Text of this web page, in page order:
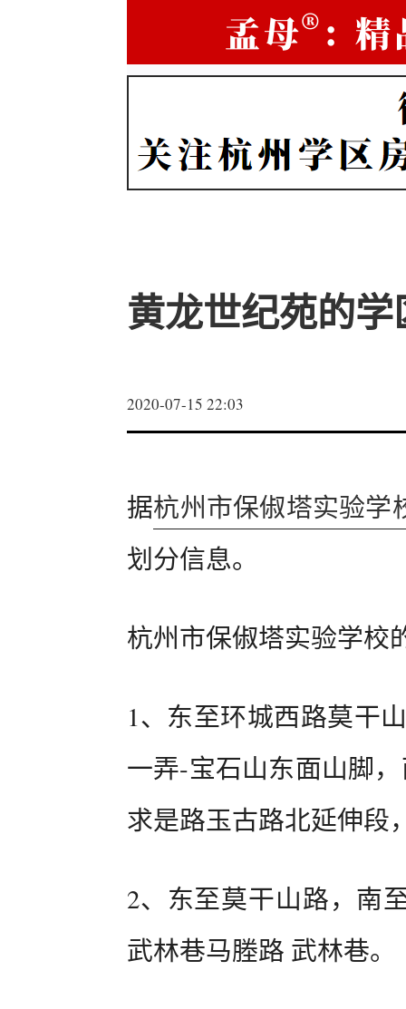
黄龙世纪苑的
2020-07-15 22:03
据杭州市保俶塔实验学
划分信息。
杭州市保俶塔实验学校
1、东至环城西路莫干
一弄-宝石山东面山脚
求是路玉古路北延伸段
2、东至莫干山路，南
武林巷马塍路 武林巷。